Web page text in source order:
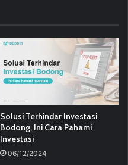
Solusi Terhindar Investasi
Bodong, Ini Cara Pahami
Investasi
06/12/2024